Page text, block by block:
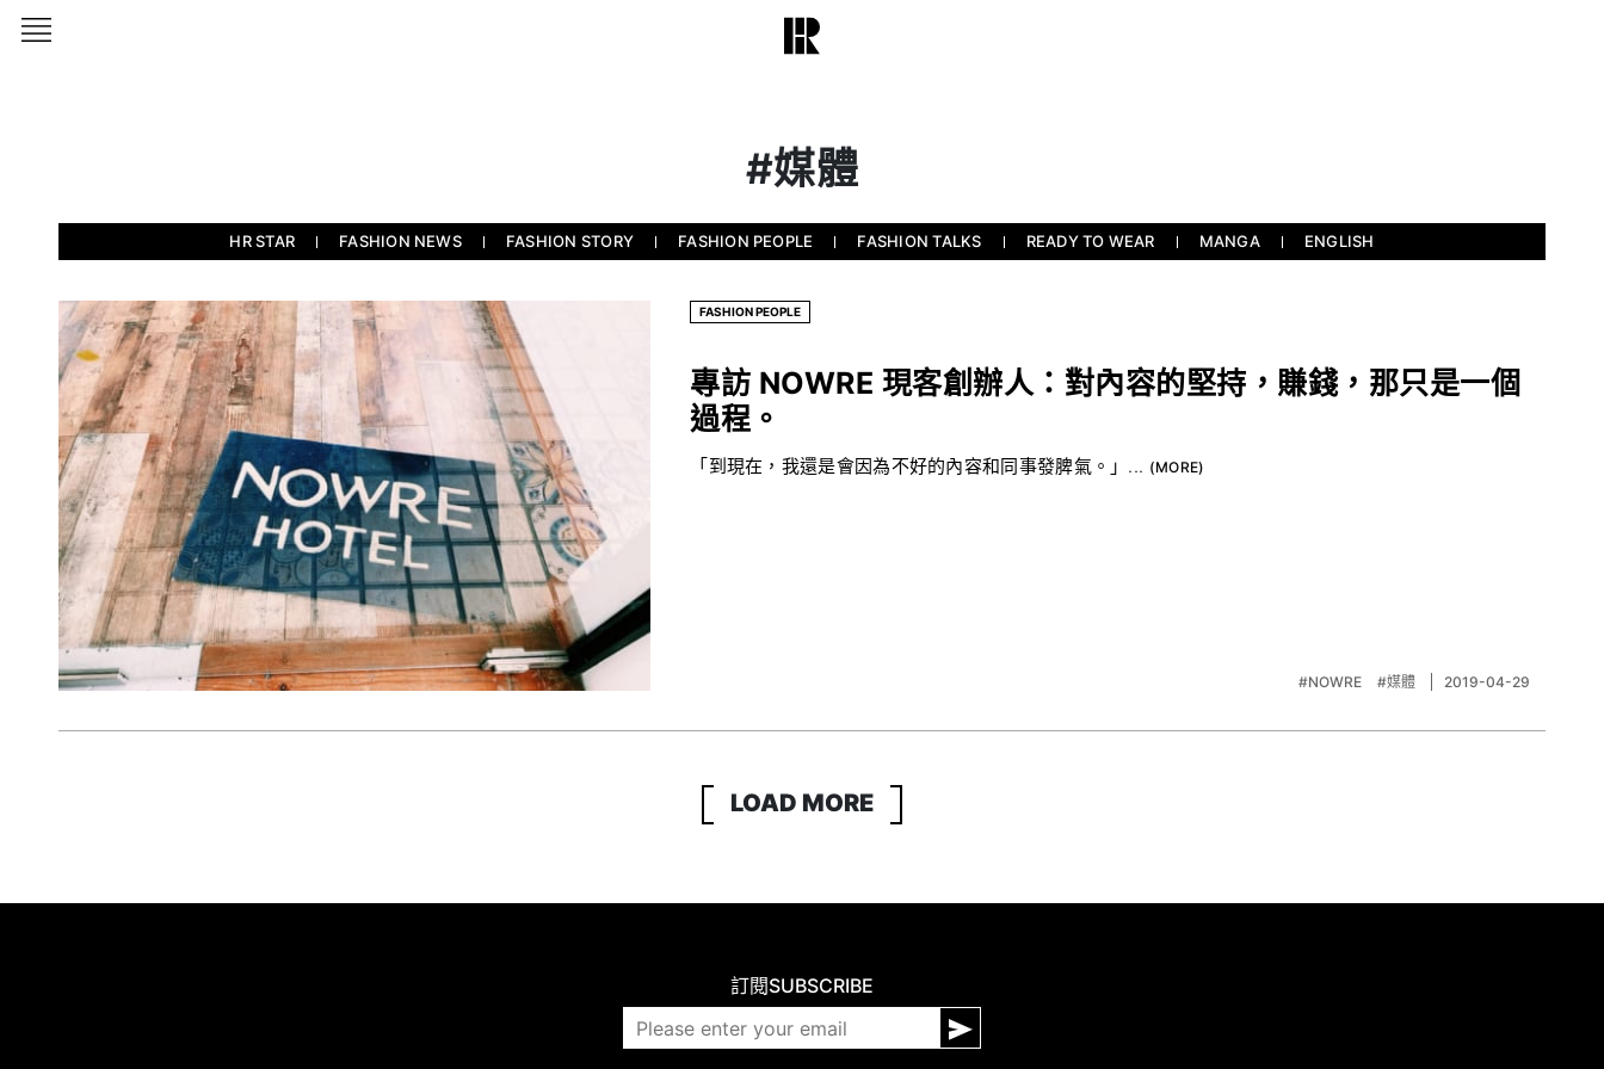
#媒體
HR STAR FASHION NEWS FASHION STORY FASHION PEOPLE FASHION TALKS READY TO WEAR MANGA ENGLISH
FASHION PEOPLE
專訪 NOWRE 現客創辦人：對內容的堅持，賺錢，那只是一個
過程。
「到現在，我還是會因為不好的內容和同事發脾氣。」...
#NOWRE #媒體 2019-04-29
LOAD MORE
訂閱SUBSCRIBE